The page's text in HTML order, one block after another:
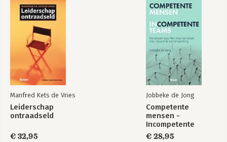
Manfred Kets de Vries
Leiderschap
ontraadseld
€ 32,95
Jobbeke de Jong
Competente
mensen -
Incompetente
teams
€ 28,95